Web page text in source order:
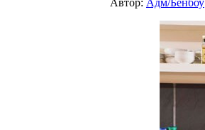
Автор: Адм/Бенбоу